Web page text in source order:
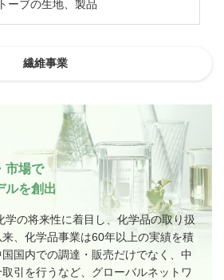
ーブの生地、製品
繊維事業
市場で
ルを創出
学の将来性に着目し、化学品の取り扱
、化学品事業は60年以上の実績を積
国内での調達・販売だけでなく、中
引を行うなど、グローバルネットワ